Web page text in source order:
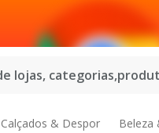
lojas,
& Despor Beleza